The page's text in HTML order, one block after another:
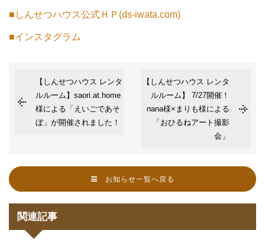
■しんせつハウス公式ＨＰ(ds-iwata.com)
■インスタグラム
【しんせつハウス レンタ
ルルーム】saori.at.home
様による「えいごであそ
ぼ」が開催されました！
【しんせつハウス レンタ
ルルーム】 7/27開催！
nana様×まりも様による
「おひるねアート撮影
会」
お知らせ一覧へ戻る
関連記事